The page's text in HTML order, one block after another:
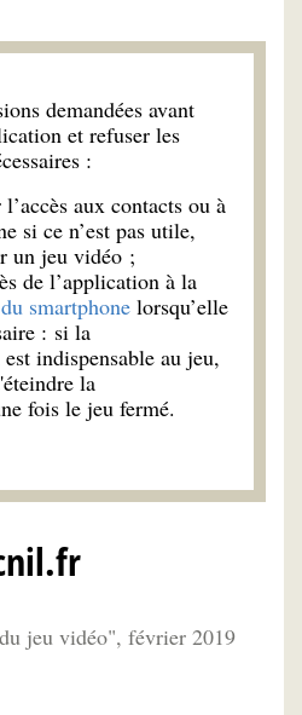
demandées avant
et refuser les
:
aux contacts ou à
si ce n’est pas utile,
un jeu vidéo ;
de l’application à la
smartphone lorsqu’elle
: si la
est indispensable au jeu,
la
fois le jeu fermé.
jeu vidéo", février 2019